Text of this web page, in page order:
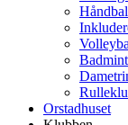
Orstadhuset